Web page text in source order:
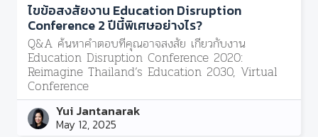
ไขข้อสงสัยงาน Education Disruption
Conference 2 ปีนี้พิเศษอย่างไร?
Q&A ค้นหาคำตอบที่คุณอาจสงสัย เกี่ยวกับงาน
Education Disruption Conference 2020:
Reimagine Thailand’s Education 2030, Virtual
Conference
Yui Jantanarak
May 12, 2025